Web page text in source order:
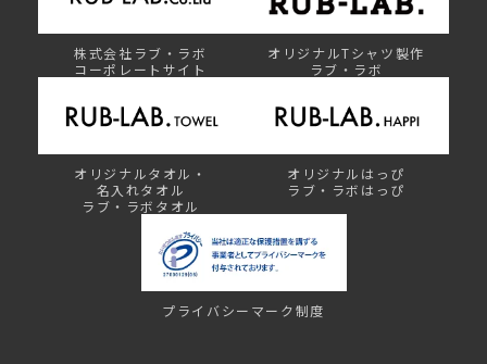
株式会社ラブ・ラボ
コーポレートサイト
オリジナルTシャツ製作
ラブ・ラボ
オリジナルタオル・
名入れタオル
ラブ・ラボタオル
オリジナルはっぴ
ラブ・ラボはっぴ
プライバシーマーク制度